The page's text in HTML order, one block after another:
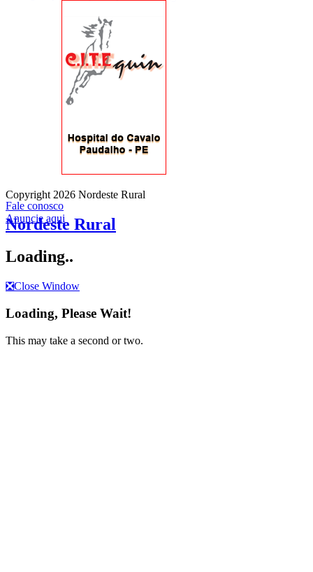
Fale conosco
Anuncie aqui
Copyright 2026 Nordeste Rural
Nordeste Rural
Loading..
❎Close Window
Loading, Please Wait!
This may take a second or two.